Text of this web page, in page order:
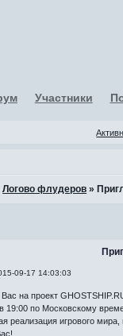
Участники
Логово флудеров »
09-17 14:03:03
на проект
19:00 по Московскому
реализация игрового